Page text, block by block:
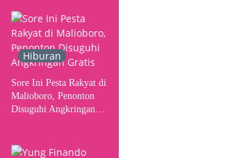
Yogyakarta sebagai
Pusat Pergerakan Seni
Rupa Indonesia
Hiburan
Sore Ini Pesta Rakyat di
Malioboro, Penonton
Disuguhi Angkringan